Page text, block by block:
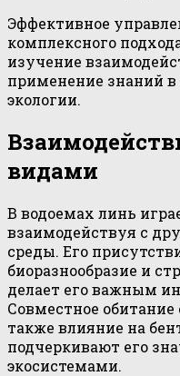
Эффективное
комплексного
изучение
применение знаний в
экологии.
видами
В водоемах линь
взаимодействуя с
среды. Его
биоразнообразие и
делает его важным
Совместное
также влияние на
подчеркивают его
экосистемами.